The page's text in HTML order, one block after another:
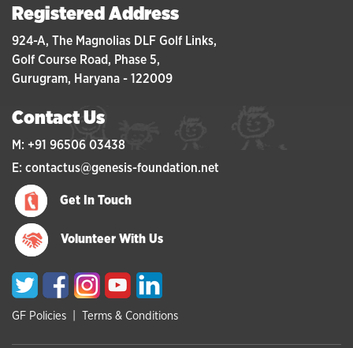
Registered Address
924-A, The Magnolias DLF Golf Links,
Golf Course Road, Phase 5,
Gurugram, Haryana - 122009
Contact Us
M: +91 96506 03438
E: contactus@genesis-foundation.net
Get In Touch
Volunteer With Us
GF Policies Terms & Conditions